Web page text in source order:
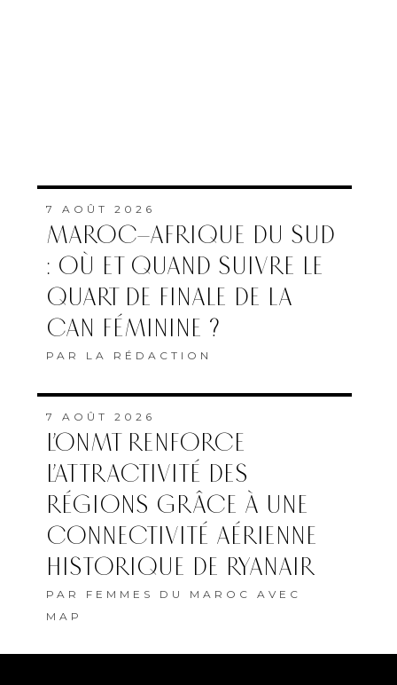
7 AOÛT 2026
MAROC–AFRIQUE DU SUD
: OÙ ET QUAND SUIVRE LE
QUART DE FINALE DE LA
CAN FÉMININE ?
PAR LA RÉDACTION
7 AOÛT 2026
L’ONMT RENFORCE
L’ATTRACTIVITÉ DES
RÉGIONS GRÂCE À UNE
CONNECTIVITÉ AÉRIENNE
HISTORIQUE DE RYANAIR
PAR FEMMES DU MAROC AVEC
MAP